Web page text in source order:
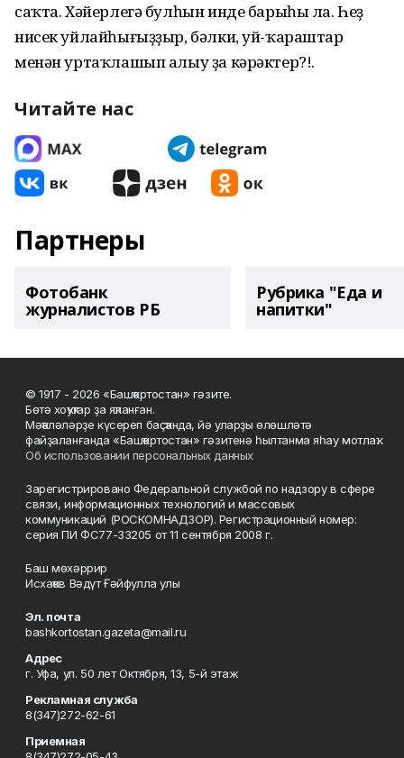
саҡта. Хәйерлегә булһын инде барыһы ла. Һеҙ
нисек уйлайһығыҙҙыр, бәлки, уй-ҡараштар
менән уртаҡлашып алыу ҙа кәрәктер?!.
Читайте нас
Партнеры
Фотобанк
журналистов РБ
Рубрика "Еда и
напитки"
© 1917 - 2026 «Башҡортостан» гәзите.
Бөтә хоҡуҡтар ҙа яҡланған.
Мәҡәләләрҙе күсереп баҫҡанда, йә уларҙы өлөшләтә
файҙаланғанда «Башҡортостан» гәзитенә һылтанма яһау мотлаҡ.
Об использовании персональных данных
Зарегистрировано Федеральной службой по надзору в сфере
связи, информационных технологий и массовых
коммуникаций (РОСКОМНАДЗОР). Регистрационный номер:
серия ПИ ФС77-33205 от 11 сентября 2008 г.
Баш мөхәррир
Исхаҡов Вәдүт Ғәйфулла улы
Эл. почта
bashkortostan.gazeta@mail.ru
Адрес
г. Уфа, ул. 50 лет Октября, 13, 5-й этаж
Рекламная служба
8(347)272-62-61
Приемная